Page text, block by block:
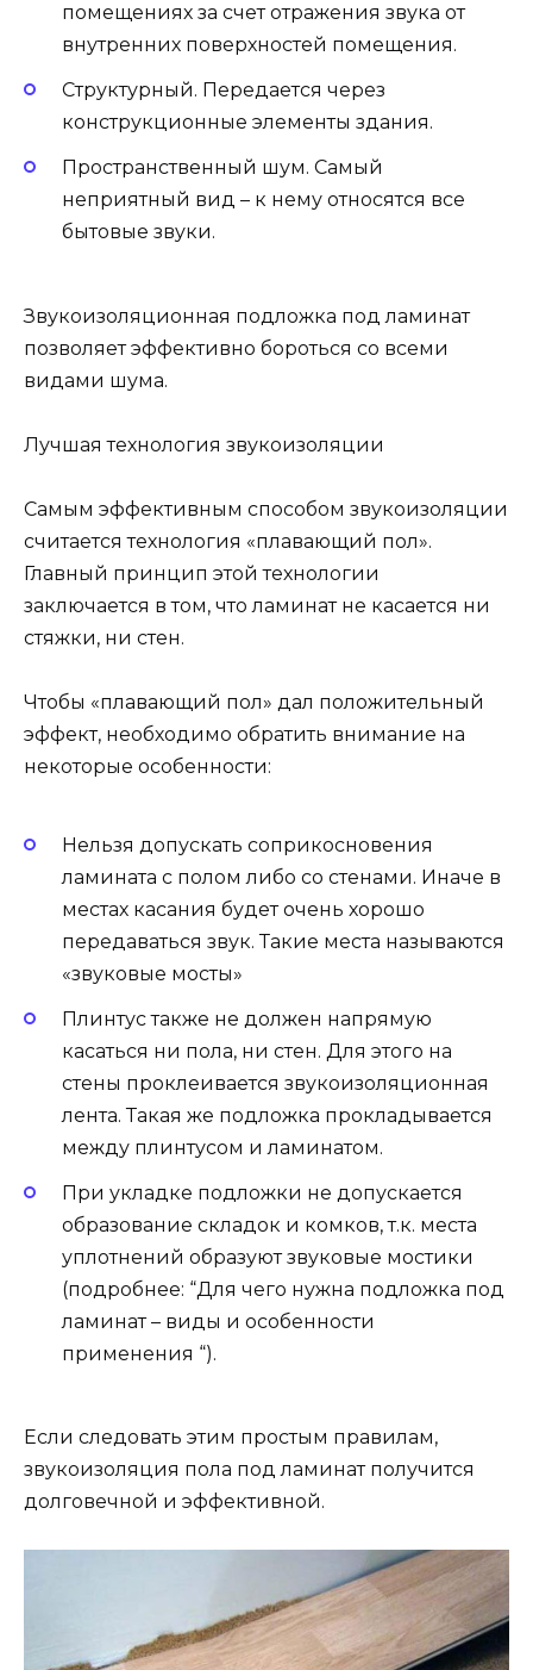
помещениях за счет отражения звука от
внутренних поверхностей помещения.
Структурный. Передается через
конструкционные элементы здания.
Пространственный шум. Самый
неприятный вид – к нему относятся все
бытовые звуки.
Звукоизоляционная подложка под ламинат
позволяет эффективно бороться со всеми
видами шума.
Лучшая технология звукоизоляции
Самым эффективным способом звукоизоляции
считается технология «плавающий пол».
Главный принцип этой технологии
заключается в том, что ламинат не касается ни
стяжки, ни стен.
Чтобы «плавающий пол» дал положительный
эффект, необходимо обратить внимание на
некоторые особенности:
Нельзя допускать соприкосновения
ламината с полом либо со стенами. Иначе в
местах касания будет очень хорошо
передаваться звук. Такие места называются
«звуковые мосты»
Плинтус также не должен напрямую
касаться ни пола, ни стен. Для этого на
стены проклеивается звукоизоляционная
лента. Такая же подложка прокладывается
между плинтусом и ламинатом.
При укладке подложки не допускается
образование складок и комков, т.к. места
уплотнений образуют звуковые мостики
(подробнее: “Для чего нужна подложка под
ламинат – виды и особенности
применения “).
Если следовать этим простым правилам,
звукоизоляция пола под ламинат получится
долговечной и эффективной.